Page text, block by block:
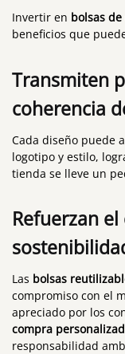
Invertir en bolsas
beneficios que
Transmiten
coherencia
Cada diseño puede
logotipo y estilo,
tienda se lleve un
Refuerzan
Las bolsas
compromiso con el
apreciado por los
compra
responsabilidad